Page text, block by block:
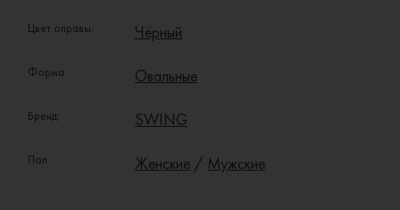
Цвет оправы: Чёрный
Форма: Овальные
Бренд: SWING
Пол: Женские / Мужские